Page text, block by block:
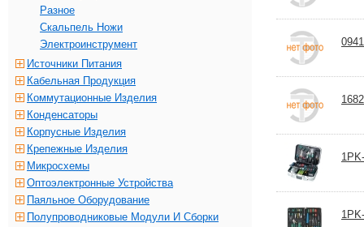
Разное
Скальпель Ножи
Электроинструмент
Источники Питания
Кабельная Продукция
Коммутационные Изделия
Конденсаторы
Корпусные Изделия
Крепежные Изделия
Микросхемы
Оптоэлектронные Устройства
Паяльное Оборудование
Полупроводниковые Модули И Сборки